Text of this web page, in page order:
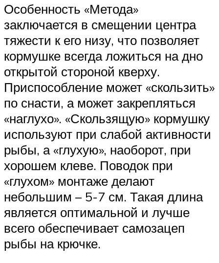
Особенность «Метода»
заключается в смещении центра
тяжести к его низу, что позволяет
кормушке всегда ложиться на дно
открытой стороной кверху.
Приспособление может «скользить»
по снасти, а может закрепляться
«наглухо». «Скользящую» кормушку
используют при слабой активности
рыбы, а «глухую», наоборот, при
хорошем клеве. Поводок при
«глухом» монтаже делают
небольшим – 5-7 см. Такая длина
является оптимальной и лучше
всего обеспечивает самозацеп
рыбы на крючке.